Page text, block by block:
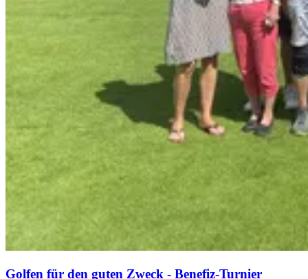
Golfen für den guten Zweck - Benefiz-Turnier